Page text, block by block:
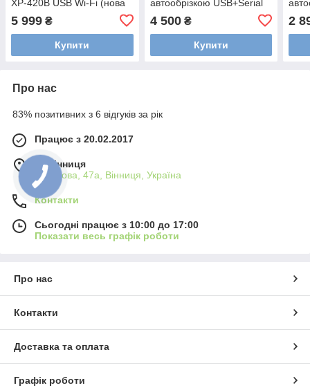
XP-420B USB Wi-Fi (нова
5 999 ₴
Купити
автообрізкою USB+Serial
4 500₴
Купити
2
Про нас
83% позитивних з 6 відгуків за рік
Працює з 20.02.2017
м. Вінниця
Пирогова, 47а, Вінниця, Україна
Контакти
Сьогодні працює з 10:00 до 17:00
Показати весь графік роботи
Про нас
Контакти
Доставка та оплата
Графік роботи